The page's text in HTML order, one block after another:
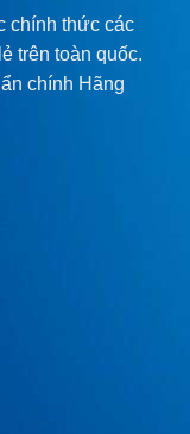
chính thức các
trên toàn quốc.
chính Hãng